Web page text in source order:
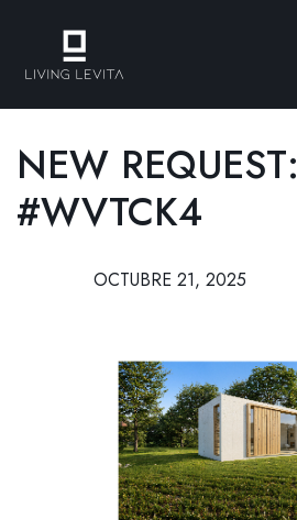
NEW REQUEST:
#WVTCK4
OCTUBRE 21, 2025